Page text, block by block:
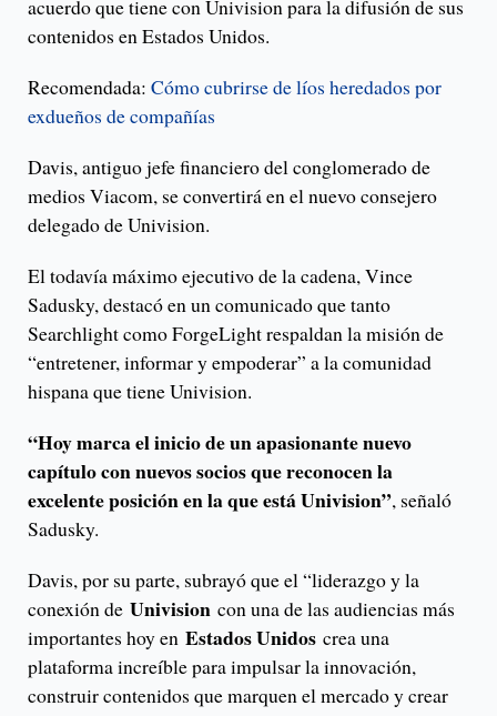
acuerdo que tiene con Univision para la difusión de sus
contenidos en Estados Unidos.
Recomendada: Cómo cubrirse de líos heredados por
exdueños de compañías
Davis, antiguo jefe financiero del conglomerado de
medios Viacom, se convertirá en el nuevo consejero
delegado de Univision.
El todavía máximo ejecutivo de la cadena, Vince
Sadusky, destacó en un comunicado que tanto
Searchlight como ForgeLight respaldan la misión de
“entretener, informar y empoderar” a la comunidad
hispana que tiene Univision.
“Hoy marca el inicio de un apasionante nuevo
capítulo con nuevos socios que reconocen la
excelente posición en la que está Univision”, señaló
Sadusky.
Davis, por su parte, subrayó que el “liderazgo y la
conexión de Univision con una de las audiencias más
importantes hoy en Estados Unidos crea una
plataforma increíble para impulsar la innovación,
construir contenidos que marquen el mercado y crear